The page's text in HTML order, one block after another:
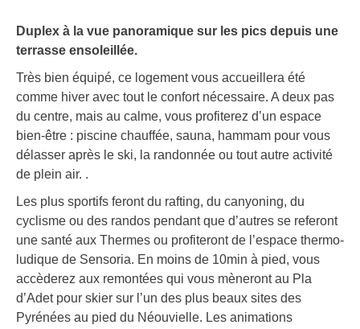
Duplex à la vue panoramique sur les pics depuis une
terrasse ensoleillée.
Très bien équipé, ce logement vous accueillera été
comme hiver avec tout le confort nécessaire. A deux pas
du centre, mais au calme, vous profiterez d’un espace
bien-être : piscine chauffée, sauna, hammam pour vous
délasser après le ski, la randonnée ou tout autre activité
de plein air. .
Les plus sportifs feront du rafting, du canyoning, du
cyclisme ou des randos pendant que d’autres se referont
une santé aux Thermes ou profiteront de l’espace thermo-
ludique de Sensoria. En moins de 10min à pied, vous
accèderez aux remontées qui vous mèneront au Pla
d’Adet pour skier sur l’un des plus beaux sites des
Pyrénées au pied du Néouvielle. Les animations